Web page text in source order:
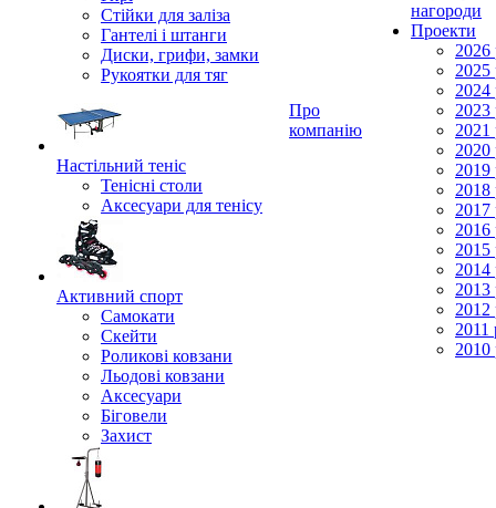
Стійки для заліза
Гантелі і штанги
Диски, грифи, замки
Рукоятки для тяг
Настільний теніс
Тенісні столи
Аксесуари для тенісу
Активний спорт
Самокати
Скейти
Роликові ковзани
Льодові ковзани
Аксесуари
Біговели
Захист
Про
компанію
нагороди
Проекти
2026
2025
2024
2023
2021
2020
2019
2018
2017
2016
2015
2014
2013
2012
2011
2010